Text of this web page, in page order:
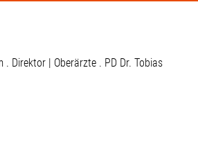
. Direktor | Oberärzte . PD Dr. Tobias